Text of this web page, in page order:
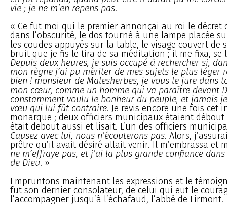
vie ; je ne m’en repens pas.
« Ce fut moi qui le premier annonçai au roi le décret
dans l’obscurité, le dos tourné à une lampe placée
les coudes appuyés sur la table, le visage couvert de
bruit que je fis le tira de sa méditation ; il me fixa, se
Depuis deux heures, je suis occupé à rechercher si,
mon règne j’ai pu mériter de mes sujets le plus léger
bien ! monsieur de Malesherbes, je vous le jure dans
mon cœur, comme un homme qui va paraître devant
constamment voulu le bonheur du peuple, et jamais
vœu qui lui fût contraire. Je revis encore une fois cet
monarque ; deux officiers municipaux étaient débout
était debout aussi et lisait. L’un des officiers
Causez avec lui, nous n’écouterons pas. Alors,
prêtre qu’il avait désiré allait venir. Il m’embrassa et
ne m’effraye pas, et j’ai la plus grande confiance
de Dieu. »
Empruntons maintenant les expressions et le
fut son dernier consolateur, de celui qui eut le
l’accompagner jusqu’à l’échafaud, l’abbé de Firmont.